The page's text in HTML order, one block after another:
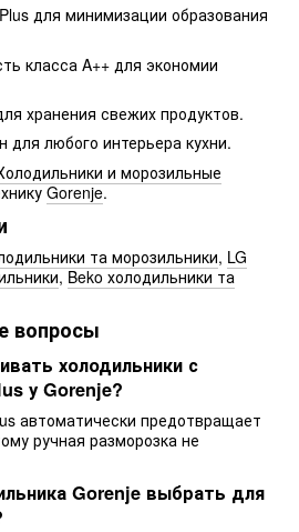
для минимизации образования
класса A++ для экономии
хранения свежих продуктов.
для любого интерьера кухни.
и морозильные
Gorenje.
та морозильники, LG
, Beko холодильники та
вопросы
холодильники с
у Gorenje?
автоматически предотвращает
ручная разморозка не
Gorenje выбрать для